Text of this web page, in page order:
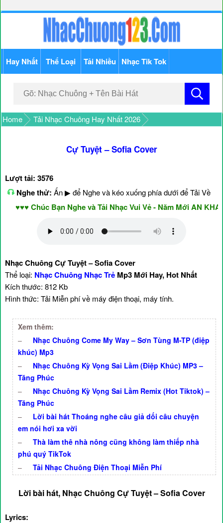
Hay Nhất Thể Loại Tải Nhiều Nhạc Tik Tok
Home Tải Nhạc Chuông Hay Nhất 2026
Cự Tuyệt – Sofia Cover
Lượt tải: 3576
Nghe thử: Ấn ▶ để Nghe và kéo xuống phía dưới để Tải Về
♥♥♥ Chúc Bạn Nghe và Tải Nhạc Vui Vẻ - Năm Mới AN KHANG
Nhạc Chuông Cự Tuyệt – Sofia Cover
Thể loại: Nhạc Chuông Nhạc Trẻ Mp3 Mới Hay, Hot Nhất
Kích thước: 812 Kb
Hình thức: Tải Miễn phí về máy điện thoại, máy tính.
Xem thêm:
–
Nhạc Chuông Come My Way – Sơn Tùng M-TP (điệp
khúc) Mp3
–
Nhạc Chuông Kỳ Vọng Sai Lầm (Điệp Khúc) MP3 –
Tăng Phúc
–
Nhạc Chuông Kỳ Vọng Sai Lầm Remix (Hot Tiktok) –
Tăng Phúc
–
Lời bài hát Thoáng nghe câu giả dối câu chuyện
em nói hơi xa vời
–
Thà làm thê nhà nông cũng không làm thiếp nhà
phú quý TikTok
–
Tải Nhạc Chuông Điện Thoại Miễn Phí
Lời bài hát, Nhạc Chuông Cự Tuyệt – Sofia Cover
Lyrics: